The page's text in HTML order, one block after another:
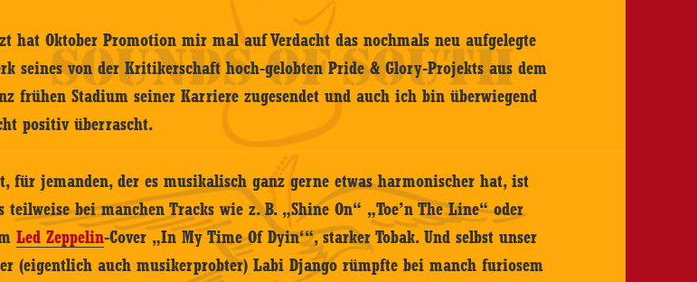
hat Oktober Promotion mir mal auf Verdacht das nochmals neu aufgelegte
seines von der Kritikerschaft hoch-gelobten Pride & Glory-Projekts aus dem
frühen Stadium seiner Karriere zugesendet und auch ich bin überwiegend
positiv überrascht.
für jemanden, der es musikalisch ganz gerne etwas harmonischer hat, ist
teilweise bei manchen Tracks wie z. B. „Shine On“ „Toe’n The Line“ oder
Led Zeppelin-Cover „In My Time Of Dyin‘“, starker Tobak. Und selbst unser
(eigentlich auch musikerprobter) Labi Django rümpfte bei manch furiosem